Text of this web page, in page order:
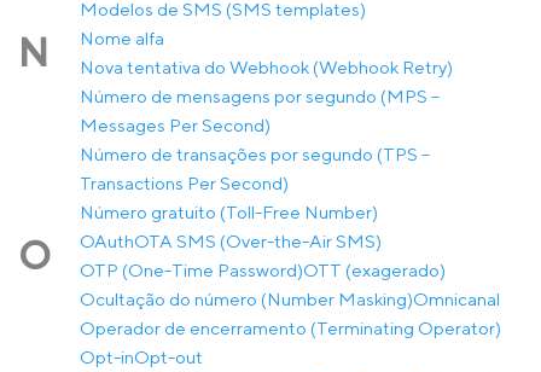
Modelos de SMS (SMS templates)
N
Nome alfa
Nova tentativa do Webhook (Webhook Retry)
Número de mensagens por segundo (MPS –
Messages Per Second)
Número de transações por segundo (TPS –
Transactions Per Second)
Número gratuito (Toll-Free Number)
O OAuthOTA SMS (Over-the-Air SMS)
OTP (One-Time Password)OTT (exagerado)
Ocultação do número (Number Masking)Omnicanal
Operador de encerramento (Terminating Operator)
Opt-inOpt-out